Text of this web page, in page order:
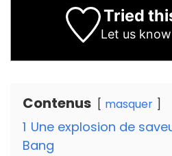
Tried
Let us know
Contenus masquer
1 Une explosion de
Bang